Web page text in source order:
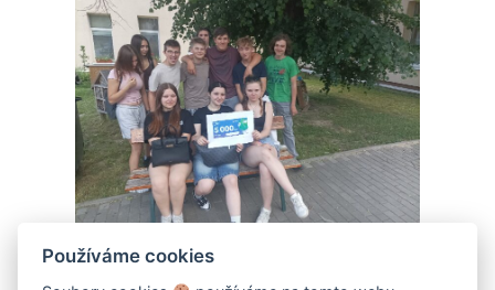
Používáme cookies